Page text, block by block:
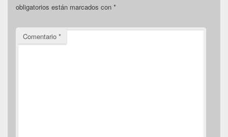
obligatorios están marcados con *
Comentario *